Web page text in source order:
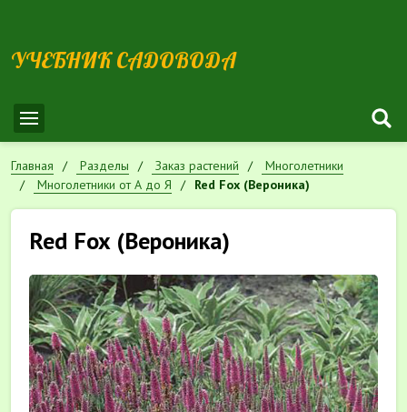
УЧЕБНИК САДОВОДА
Главная Разделы Заказ растений
Многолетники
Многолетники от А до Я
Red Fox (Вероника)
Red Fox (Вероника)